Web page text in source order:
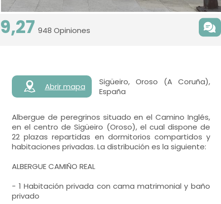
9,27 948 Opiniones
Abrir mapa
Sigüeiro, Oroso (A Coruña),
España
Albergue de peregrinos situado en el Camino Inglés,
en el centro de Sigüeiro (Oroso), el cual dispone de
22 plazas repartidas en dormitorios compartidos y
habitaciones privadas. La distribución es la siguiente:
ALBERGUE CAMIÑO REAL
- 1 Habitación privada con cama matrimonial y baño
privado